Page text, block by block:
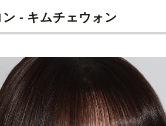
- キムチェウォン